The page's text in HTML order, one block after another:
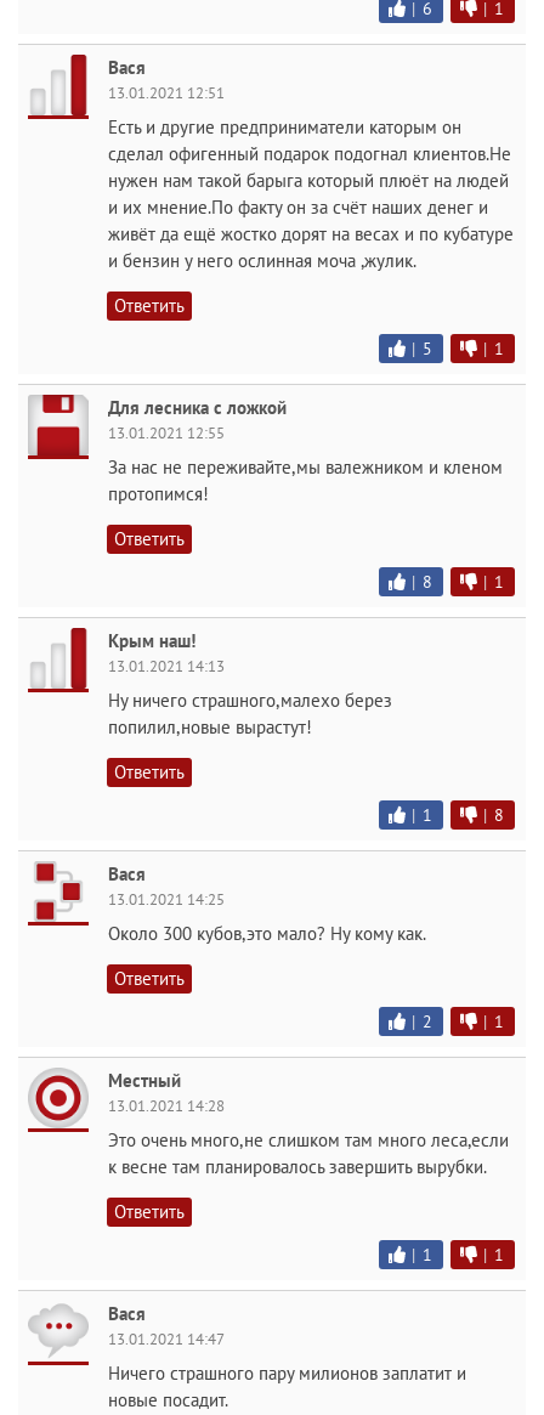
| 6 | 1
Вася
13.01.2021 12:51
Есть и другие предприниматели каторым он
сделал офигенный подарок подогнал клиентов.Не
нужен нам такой барыга который плюёт на людей
и их мнение.По факту он за счёт наших денег и
живёт да ещё жостко дорят на весах и по кубатуре
и бензин у него ослинная моча ,жулик.
Ответить
| 5 | 1
Для лесника с ложкой
13.01.2021 12:55
За нас не переживайте,мы валежником и кленом
протопимся!
Ответить
| 8 | 1
Крым наш!
13.01.2021 14:13
Ну ничего страшного,малехо берез
попилил,новые вырастут!
Ответить
| 1 | 8
Вася
13.01.2021 14:25
Около 300 кубов,это мало? Ну кому как.
Ответить
| 2 | 1
Местный
13.01.2021 14:28
Это очень много,не слишком там много леса,если
к весне там планировалось завершить вырубки.
Ответить
| 1 | 1
Вася
13.01.2021 14:47
Ничего страшного пару милионов заплатит и
новые посадит.